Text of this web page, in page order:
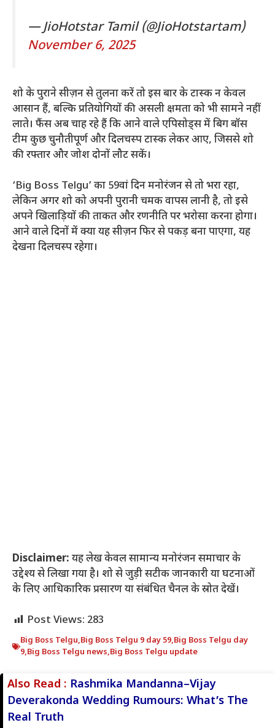
— JioHotstar Tamil (@JioHotstartam)
November 6, 2025
शो के पुराने सीज़न से तुलना करें तो इस बार के टास्क न केवल
आसान हैं, बल्कि प्रतियोगियों की असली क्षमता को भी सामने नहीं
लाते। फैंस अब चाह रहे हैं कि आने वाले एपिसोड्स में बिग बॉस
टीम कुछ चुनौतीपूर्ण और दिलचस्प टास्क लेकर आए, जिससे शो
की रफ्तार और जोश दोनों लौट सकें।
‘Big Boss Telgu’ का 59वां दिन मनोरंजन से तो भरा रहा,
लेकिन अगर शो को अपनी पुरानी चमक वापस लानी है, तो इसे
अपने खिलाड़ियों की ताकत और रणनीति पर भरोसा करना होगा।
आने वाले दिनों में क्या यह सीज़न फिर से पकड़ बना पाएगा, यह
देखना दिलचस्प रहेगा।
Disclaimer: यह लेख केवल सामान्य मनोरंजन समाचार के
उद्देश्य से लिखा गया है। शो से जुड़ी सटीक जानकारी या घटनाओं
के लिए आधिकारिक प्रसारण या संबंधित चैनल के स्रोत देखें।
Post Views: 283
Big Boss Telgu,Big Boss Telgu 9 day 59,Big Boss Telgu day
9,Big Boss Telgu news,Big Boss Telgu update
Also Read : Rashmika Mandanna–Vijay
Deverakonda Wedding Rumours: What’s The
Real Truth